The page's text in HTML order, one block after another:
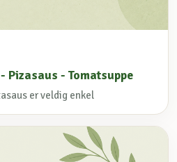
Pizasaus - Tomatsuppe
er veldig enkel